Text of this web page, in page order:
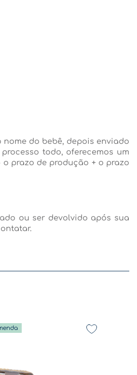
do bebê, depois enviado
todo, oferecemos um
prazo de produção + o prazo
ou ser devolvido após sua